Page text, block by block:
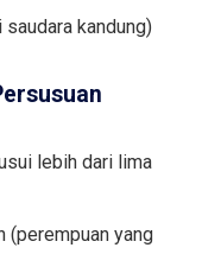
saudara kandung)
lebih dari lima
(perempuan yang